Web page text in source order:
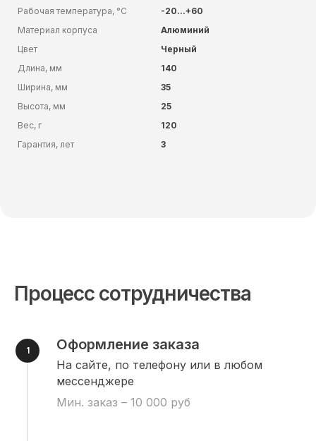
Рабочая температура, °C
-20...+60
Материал корпуса
Алюминий
Цвет
Черный
Длина, мм
140
Ширина, мм
35
Высота, мм
25
Вес, г
120
Гарантия, лет
3
Процесс сотрудничества
Оформление заказа
На сайте, по телефону или в любом
мессенджере
Мин. заказ – 10 000 руб